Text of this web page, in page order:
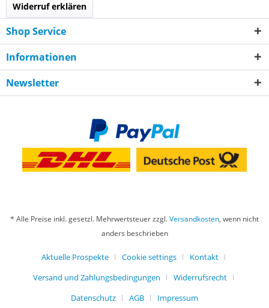
Widerruf erklären
Shop Service
Informationen
Newsletter
* Alle Preise inkl. gesetzl. Mehrwertsteuer zzgl.Versandkosten, wenn nicht
anders beschrieben
Aktuelle Prospekte Cookie settings
Kontakt
Versand und Zahlungsbedingungen
Widerrufsrecht
Datenschutz
AGB
Impressum